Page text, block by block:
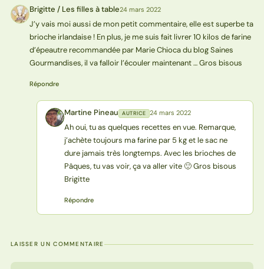
BT Brigitte / Les filles à table24 mars 2022
J’y vais moi aussi de mon petit commentaire, elle est superbe ta
brioche irlandaise ! En plus, je me suis fait livrer 10 kilos de farine
d’épeautre recommandée par Marie Chioca du blog Saines
Gourmandises, il va falloir l’écouler maintenant … Gros bisous
Répondre
MP Martine Pineau AUTRICE 24 mars 2022
Ah oui, tu as quelques recettes en vue. Remarque,
j’achète toujours ma farine par 5 kg et le sac ne
dure jamais très longtemps. Avec les brioches de
Pâques, tu vas voir, ça va aller vite 🙂 Gros bisous
Brigitte
Répondre
LAISSER UN COMMENTAIRE